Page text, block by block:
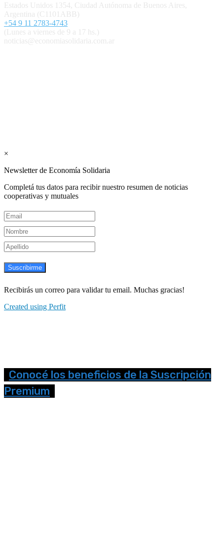
Estados Unidos 1354, Ciudad Autónoma de Buenos Aires,
Argentina (C1101ABB)
+54 9 11 2783-4743
(Lunes a viernes de 9 a 17 hs.)
noticias@economiasolidaria.com.ar
×
Newsletter de Economía Solidaria
Completá tus datos para recibir nuestro resumen de noticias
cooperativas y mutuales
Suscribirme
Recibirás un correo para validar tu email. Muchas gracias!
Created using Perfit
Conocé los beneficios de la Suscripción
Premium